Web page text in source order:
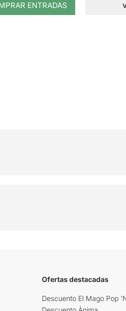
ENTRADAS
Ofertas destacadas
Descuento El Mago Pop